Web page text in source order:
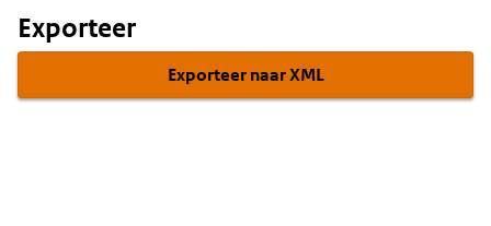
Exporteer
Exporteer naar XML